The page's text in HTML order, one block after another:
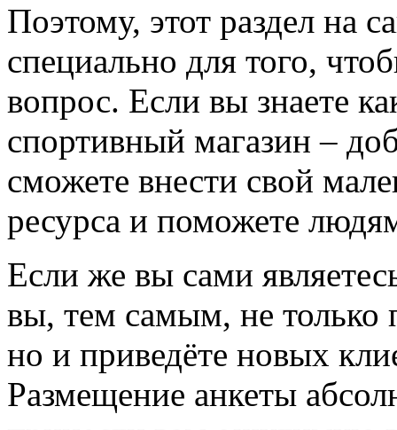
Поэтому, этот раздел на
специально для того,
вопрос. Если вы знаете
спортивный магазин –
сможете внести свой
ресурса и поможете
Если же вы сами
вы, тем самым, не только
но и приведёте новых
Размещение анкеты